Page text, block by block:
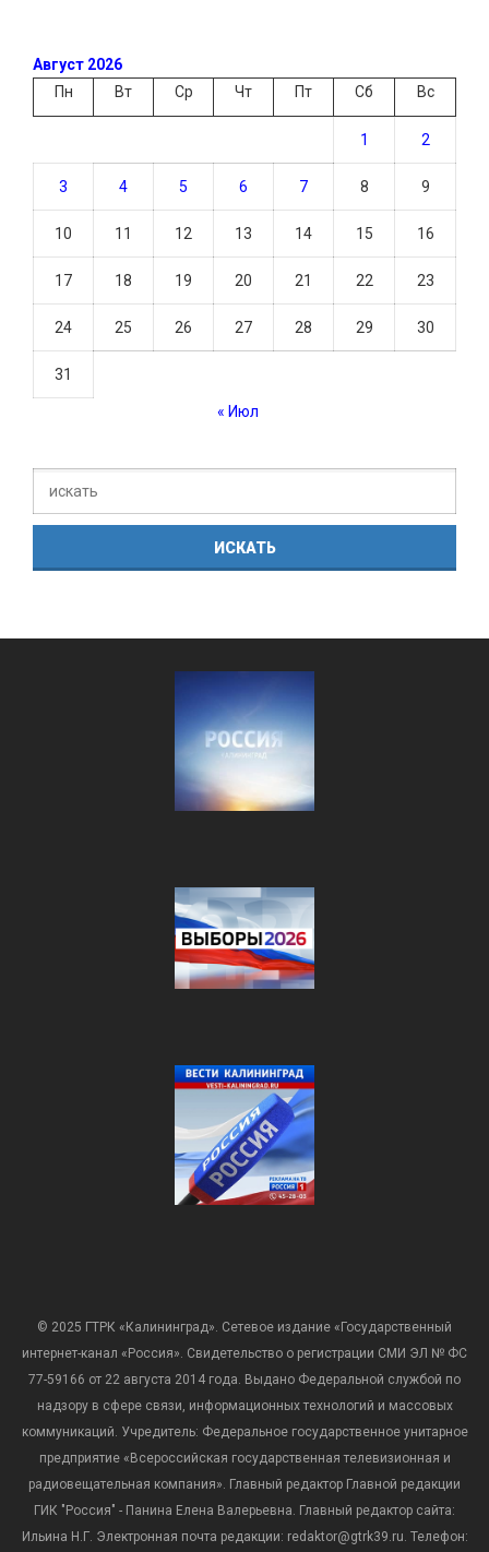
Август 2026
Пн
Вт Ср Чт Пт Сб Вс
1 2
3 4 5 6 7 8 9
10 11 12 13 14 15 16
17 18 19 20 21 22 23
24 25 26 27 28 29 30
31
« Июл
© 2025 ГТРК «Калининград». Сетевое издание «Государственный
интернет-канал «Россия». Свидетельство о регистрации СМИ ЭЛ № ФС
77-59166 от 22 августа 2014 года. Выдано Федеральной службой по
надзору в сфере связи, информационных технологий и массовых
коммуникаций. Учредитель: Федеральное государственное унитарное
предприятие «Всероссийская государственная телевизионная и
радиовещательная компания». Главный редактор Главной редакции
ГИК "Россия" - Панина Елена Валерьевна. Главный редактор сайта:
Ильина Н.Г. Электронная почта редакции: redaktor@gtrk39.ru. Телефон: